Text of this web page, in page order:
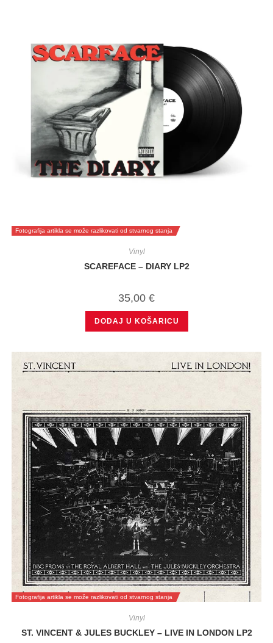
Fotografija artikla se može razlikovati od stvarnog stanja
Vinyl
SCAREFACE – DIARY LP2
35,00 €
DODAJ U KOŠARICU
Fotografija artikla se može razlikovati od stvarnog stanja
Vinyl
ST. VINCENT & JULES BUCKLEY – LIVE IN LONDON LP2